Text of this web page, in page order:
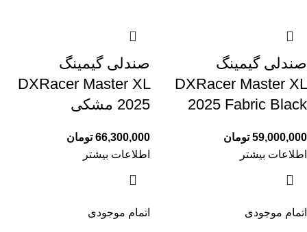
صندلی گیمینگ
DXRacer Master XL
2025 Fabric Black
59,000,000 تومان
اطلاعات بیشتر
صندلی گیمینگ
DXRacer Master XL
2025 مشکی
66,300,000 تومان
اطلاعات بیشتر
اتمام موجودی اتمام موجودی